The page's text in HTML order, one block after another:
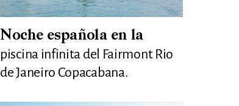
Noche española en la
piscina infinita del Fairmont Rio
de Janeiro Copacabana.